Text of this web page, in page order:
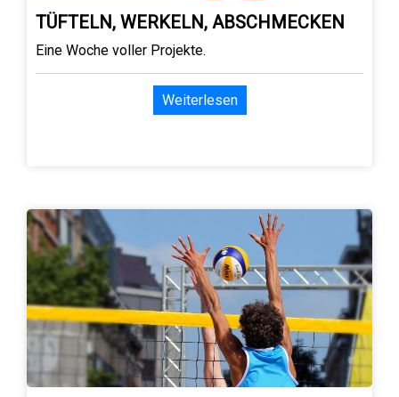
TÜFTELN, WERKELN, ABSCHMECKEN
Eine Woche voller Projekte.
Weiterlesen